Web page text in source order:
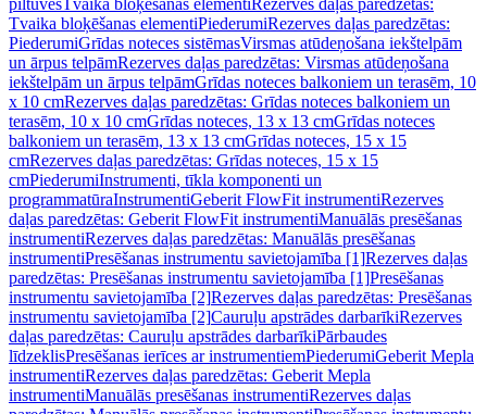
piltuvesTvaika bloķēšanas elementiRezerves daļas paredzētas:
Tvaika bloķēšanas elementiPiederumiRezerves daļas paredzētas:
PiederumiGrīdas noteces sistēmasVirsmas atūdeņošana iekštelpām
un ārpus telpāmRezerves daļas paredzētas: Virsmas atūdeņošana
iekštelpām un ārpus telpāmGrīdas noteces balkoniem un terasēm, 10
x 10 cmRezerves daļas paredzētas: Grīdas noteces balkoniem un
terasēm, 10 x 10 cmGrīdas noteces, 13 x 13 cmGrīdas noteces
balkoniem un terasēm, 13 x 13 cmGrīdas noteces, 15 x 15
cmRezerves daļas paredzētas: Grīdas noteces, 15 x 15
cmPiederumiInstrumenti, tīkla komponenti un
programmatūraInstrumentiGeberit FlowFit instrumentiRezerves
daļas paredzētas: Geberit FlowFit instrumentiManuālās presēšanas
instrumentiRezerves daļas paredzētas: Manuālās presēšanas
instrumentiPresēšanas instrumentu savietojamība [1]Rezerves daļas
paredzētas: Presēšanas instrumentu savietojamība [1]Presēšanas
instrumentu savietojamība [2]Rezerves daļas paredzētas: Presēšanas
instrumentu savietojamība [2]Cauruļu apstrādes darbarīkiRezerves
daļas paredzētas: Cauruļu apstrādes darbarīkiPārbaudes
līdzeklisPresēšanas ierīces ar instrumentiemPiederumiGeberit Mepla
instrumentiRezerves daļas paredzētas: Geberit Mepla
instrumentiManuālās presēšanas instrumentiRezerves daļas